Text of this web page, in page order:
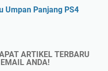
Umpan Panjang PS4
ARTIKEL TERBARU
ANDA!